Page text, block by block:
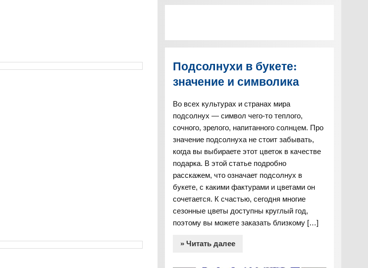
Подсолнухи в букете:
значение и символика
Во всех культурах и странах мира
подсолнух — символ чего-то теплого,
сочного, зрелого, напитанного солнцем. Про
значение подсолнуха не стоит забывать,
когда вы выбираете этот цветок в качестве
подарка. В этой статье подробно
расскажем, что означает подсолнух в
букете, с какими фактурами и цветами он
сочетается. К счастью, сегодня многие
сезонные цветы доступны круглый год,
поэтому вы можете заказать близкому […]
» Читать далее